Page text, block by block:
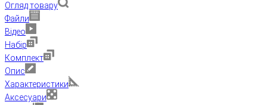
Огляд товару
Файли
Відео
Набір
Комплект
Опис
Характеристики
Аксесуари